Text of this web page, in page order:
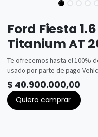
Ford Fiesta
Titanium AT
Te ofrecemos hasta el 100%
usado por parte de pago
$ 40.900.000,00
Quiero comprar